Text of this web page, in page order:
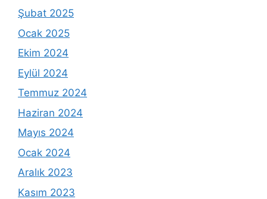
Şubat 2025
Ocak 2025
Ekim 2024
Eylül 2024
Temmuz 2024
Haziran 2024
Mayıs 2024
Ocak 2024
Aralık 2023
Kasım 2023